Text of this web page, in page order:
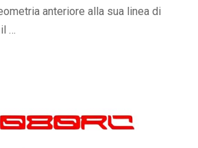
anteriore alla sua linea di
…